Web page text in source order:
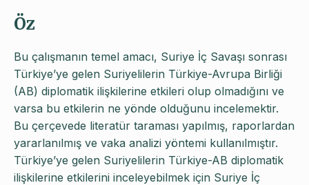
Öz
Bu çalışmanın temel amacı, Suriye İç Savaşı sonrası
Türkiye’ye gelen Suriyelilerin Türkiye-Avrupa Birliği
(AB) diplomatik ilişkilerine etkileri olup olmadığını ve
varsa bu etkilerin ne yönde olduğunu incelemektir.
Bu çerçevede literatür taraması yapılmış, raporlardan
yararlanılmış ve vaka analizi yöntemi kullanılmıştır.
Türkiye’ye gelen Suriyelilerin Türkiye-AB diplomatik
ilişkilerine etkilerini inceleyebilmek için Suriye İç